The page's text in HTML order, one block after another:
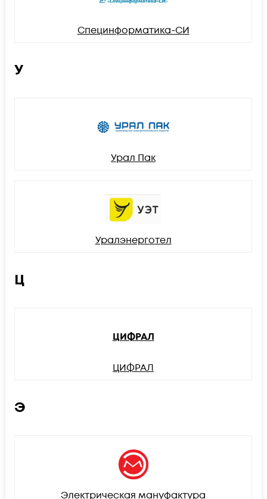
Специнформатика-СИ
У
Урал Пак
Уралэнерготел
Ц
ЦИФРАЛ
ЦИФРАЛ
Э
Электрическая мануфактура